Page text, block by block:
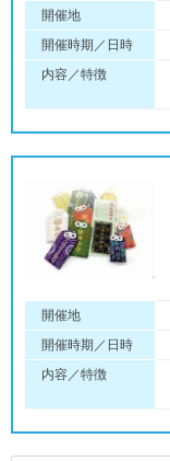
開催地
開催時期／日時
内容／特徴
開催地
開催時期／日時
内容／特徴